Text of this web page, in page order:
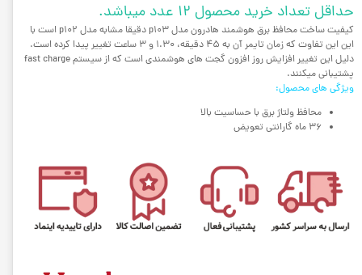
حداقل تعداد خرید محصول 12 عدد میباشد.
کیفیت ساخت محافظ برق هوشمند هادرون مدل p103 دقیقا مشابه مدل p102 است با
این این تفاوت که زمان تایمر آن به 45 دقیقه، 1.30 و 3 ساعت تغییر پیدا کرده است.
دلیل این تغییر افزایش روز افزون گجت های هوشمندی است که از سیستم fast charge
پشتیبانی میکنند.
ویژگی های محصول:
محافظ ولتاژ برق با حساسیت بالا
36 ماه گارانتی تعویض